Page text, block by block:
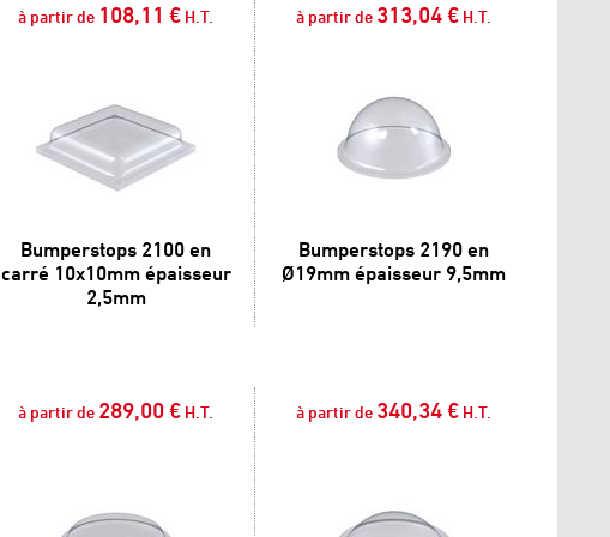
à partir de 108,11 € H.T.
Bumperstops 2100 en
carré 10x10mm épaisseur
2,5mm
à partir de 313,04 € H.T.
Bumperstops 2190 en
Ø19mm épaisseur 9,5mm
à partir de 289,00 € H.T. à partir de 340,34 € H.T.